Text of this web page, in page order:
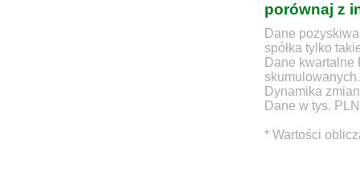
porównaj z
Dane
spółka tylko
Dane
skumulowanych.
Dynamika
Dane w tys. PLN
* Wartości